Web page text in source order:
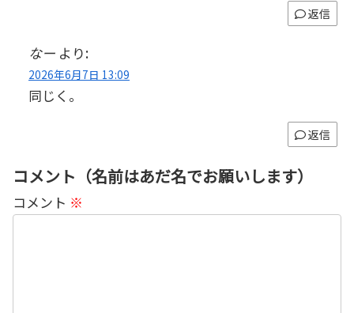
返信
なー より:
2026年6月7日 13:09
同じく。
返信
コメント（名前はあだ名でお願いします）
コメント ※